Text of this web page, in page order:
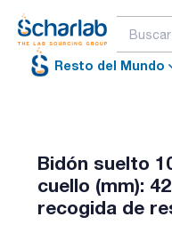
Resto del Mundo
Bidón suelto
cuello (mm):
recogida de